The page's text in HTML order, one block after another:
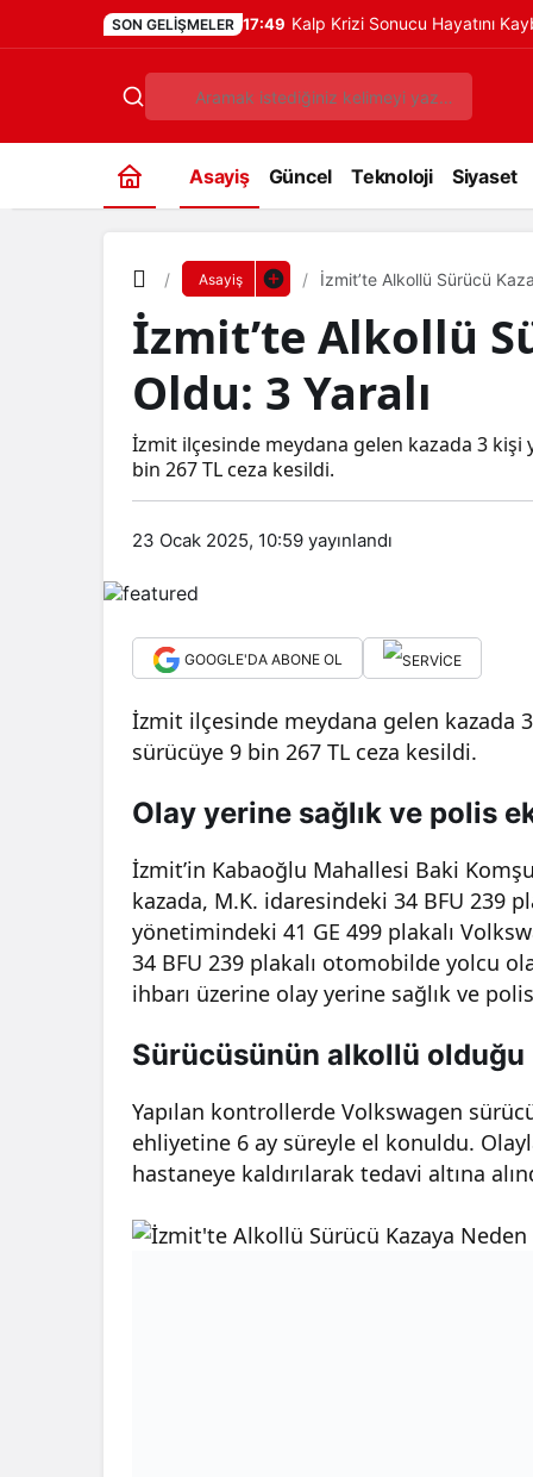
SON GELIŞMELER 17:49 Kalp Krizi Sonucu Hayatını
Asayiş Güncel Teknoloji Siyaset
Asayiş İzmit’te Alkollü Sürücü
İzmit’te Alkollü
Oldu: 3 Yaralı
İzmit ilçesinde meydana gelen kazada 3
bin 267 TL ceza kesildi.
23 Ocak 2025, 10:59 yayınlandı
GOOGLE'DA ABONE OL
İzmit ilçesinde meydana gelen kazada
sürücüye 9 bin 267 TL ceza kesildi.
Olay yerine sağlık ve polis
İzmit’in Kabaoğlu Mahallesi Baki
kazada, M.K. idaresindeki 34 BFU 239
yönetimindeki 41 GE 499 plakalı
34 BFU 239 plakalı otomobilde yolcu
ihbarı üzerine olay yerine sağlık ve
Sürücüsünün alkollü
Yapılan kontrollerde Volkswagen
ehliyetine 6 ay süreyle el konuldu.
hastaneye kaldırılarak tedavi altına